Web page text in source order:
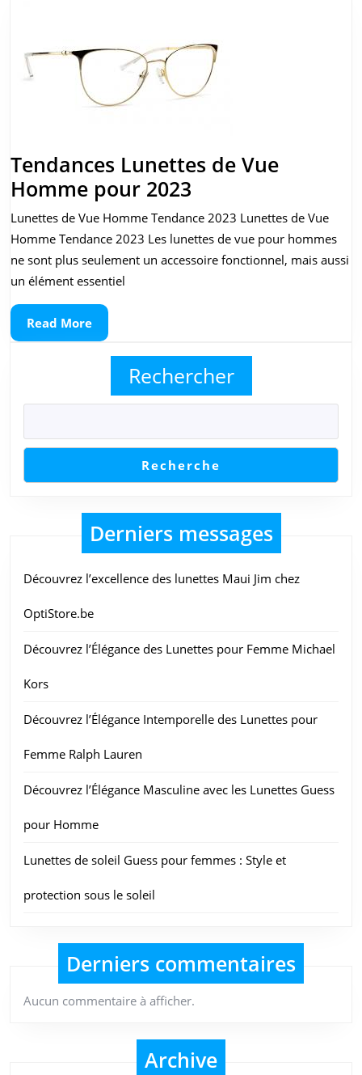
Chanel
Tendances Lunettes de Vue
Homme pour 2023
Lunettes
de
Vue
Lunettes de Vue Homme Tendance 2023 Lunettes de Vue
Homme Tendance 2023 Les lunettes de vue pour hommes
ne sont plus seulement un accessoire fonctionnel, mais aussi
un élément essentiel
Read MoreRead
More
Rechercher
Recherche
Derniers messages
Découvrez l’excellence des lunettes Maui Jim chez
OptiStore.be
Découvrez l’Élégance des Lunettes pour Femme Michael
Kors
Découvrez l’Élégance Intemporelle des Lunettes pour
Femme Ralph Lauren
Découvrez l’Élégance Masculine avec les Lunettes Guess
pour Homme
Lunettes de soleil Guess pour femmes : Style et
protection sous le soleil
Derniers commentaires
Aucun commentaire à afficher.
Archive